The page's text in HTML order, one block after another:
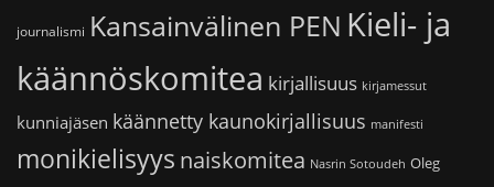
journalismi Kansainvälinen PEN Kieli- ja
käännöskomitea kirjallisuus kirjamessut
kunniajäsen käännetty kaunokirjallisuus manifesti
monikielisyys naiskomitea Nasrin Sotoudeh Oleg